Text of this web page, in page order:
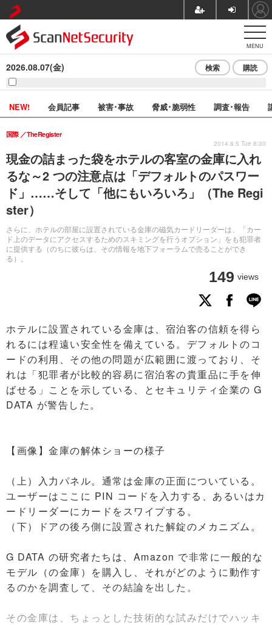
MENU
2026.08.07(金) 検索 購読
NEW! 会員記事 被害･事故 脅威･脆弱性 調査･報告
現金の詰まった袋をホテルの客室の金庫に入れ
るな～2 つの注意点は「デフォルトのパスワー
ド」……そして「他にもいろいろ」（The Regi
ster）
さらに、ホテルの部屋に設置されている金庫の磁気カードリーダーは、「カー
ド上のデータにアクセスするためのスキミングを行うオプション」をも犯罪者
に提供する（のちに彼らは、その情報を地下フォーラムで売ることができ
る）。
国際 TheRegister
149 views
2014.8.5 Tue 8:30
ホテルに設置されている金庫は、宿泊客の信頼を得ら
れるには程遠い安全性を備えている。デフォルトのコ
ードの利用、その他の問題が広範囲に渡っており、そ
れは「犯罪者が比較的容易に宿泊客の貴重品に手を伸
ばせる」ことを示している、とセキュリティ企業の G
DATA が警告した。
【画像】金庫の解体ショーの様子
（上）入力パネル。通常は金庫の正面についている。
ユーザーはここに PIN コードを入力する、あるいはカ
ードリーダーにカードをスワイプする。
（下）ドアの後ろ側に設置された解錠のメカニズム。
G DATA の研究者たちは、Amazon で非常に一般的な
モデル（の金庫）を購入し、それがどのように動作す
るのかを調査して、その結論を出した。
その金庫は、ちょっとした技術的な試みだけでハッキ